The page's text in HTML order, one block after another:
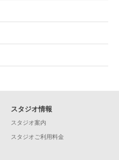
スタジオ情報
スタジオ案内
スタジオご利用料金